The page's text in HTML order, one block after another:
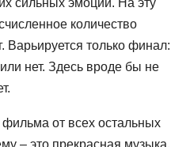
количество
Варьируется только финал:
нет. Здесь вроде бы не
фильма от всех остальных
– это прекрасная музыка.